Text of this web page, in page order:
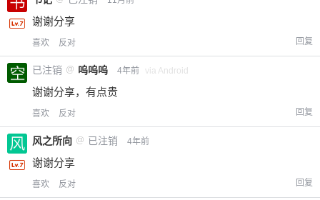
谢谢分享
喜欢 反对 回复
已注销 @ 呜呜呜 4年前 via Android
谢谢分享，有点贵
喜欢 反对 回复
风之所向 @ 已注销 4年前
谢谢分享
喜欢 反对 回复